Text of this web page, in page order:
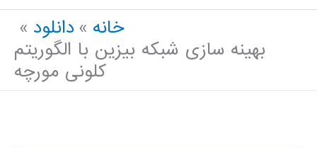
اصلیخانه
دانلود
بهینه سازی شبکه بیزین با الگوریتم
کلونی مورچه